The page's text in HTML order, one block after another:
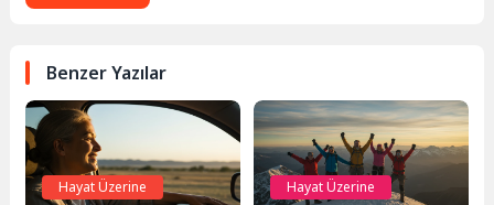
Benzer Yazılar
Hayat Üzerine Hayat Üzerine